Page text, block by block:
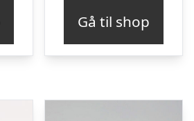
Gå til shop